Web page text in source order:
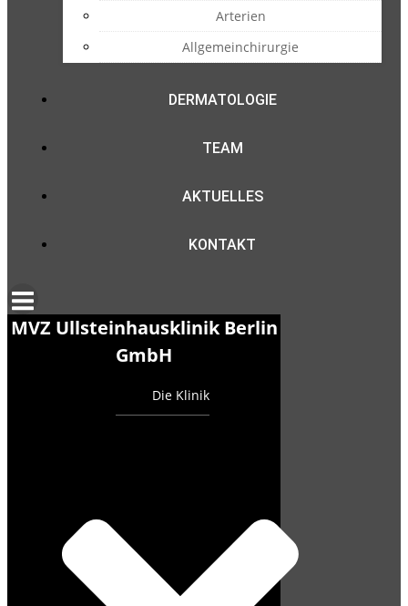
Arterien
Allgemeinchirurgie
DERMATOLOGIE
TEAM
AKTUELLES
KONTAKT
MVZ Ullsteinhausklinik Berlin
GmbH
Die Klinik